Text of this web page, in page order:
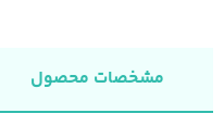
مشخصات محصول